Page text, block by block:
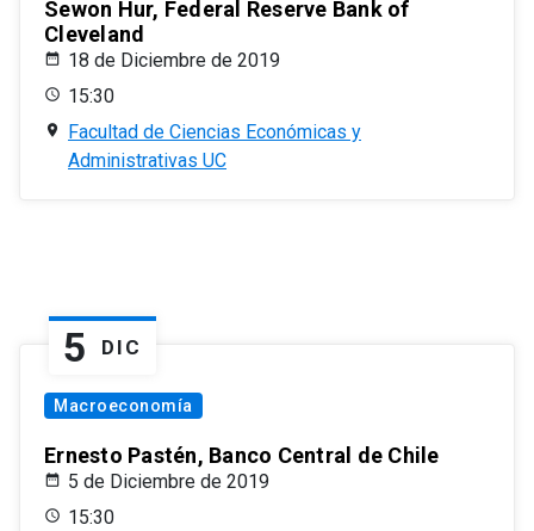
Sewon Hur, Federal Reserve Bank of
Cleveland
18 de Diciembre de 2019
15:30
Facultad de Ciencias Económicas y
Administrativas UC
5 DIC
Macroeconomía
Ernesto Pastén, Banco Central de Chile
5 de Diciembre de 2019
15:30